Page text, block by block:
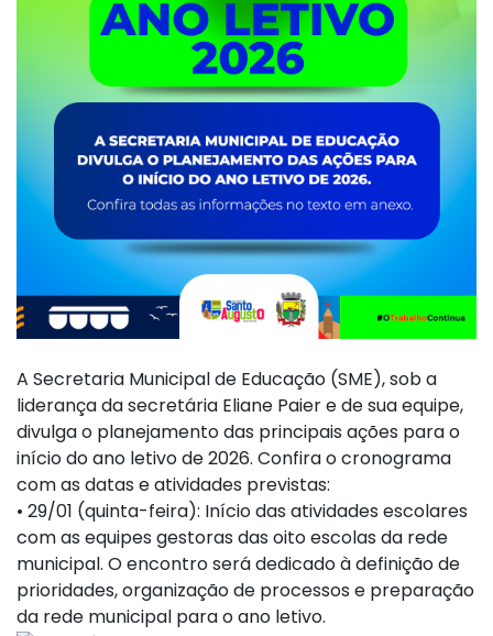
A Secretaria Municipal de Educação (SME), sob a
liderança da secretária Eliane Paier e de sua equipe,
divulga o planejamento das principais ações para o
início do ano letivo de 2026. Confira o cronograma
com as datas e atividades previstas:
• 29/01 (quinta-feira): Início das atividades escolares
com as equipes gestoras das oito escolas da rede
municipal. O encontro será dedicado à definição de
prioridades, organização de processos e preparação
da rede municipal para o ano letivo.